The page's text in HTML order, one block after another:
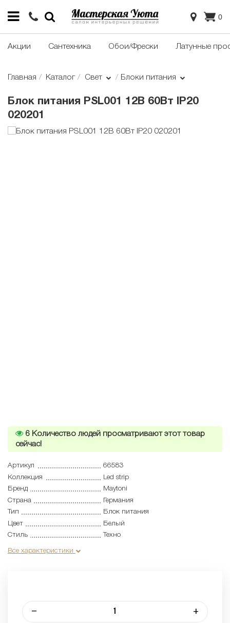
0
Акции Сантехника Обои/Фрески Латунные
Главная Каталог Свет Блоки питания
Блок питания PSL001 12В 60Вт IP20
020201
6 Количество людей просматривают этот товар
сейчас!
Артикул
66583
Коллекция
Led strip
Бренд
Maytoni
Страна
Германия
Тип
Блок питания
Цвет
Белый
Стиль
Техно
Все характеристики
– +